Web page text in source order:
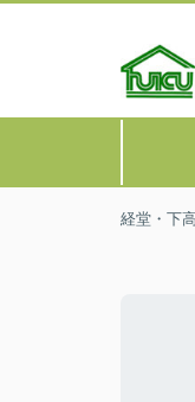
経堂・下